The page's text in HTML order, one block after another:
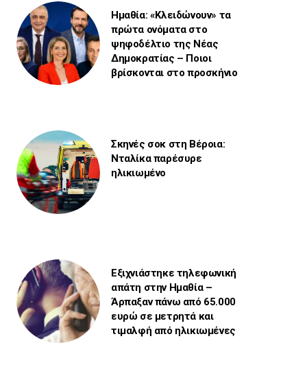
Ημαθία: «Κλειδώνουν» τα
πρώτα ονόματα στο
ψηφοδέλτιο της Νέας
Δημοκρατίας – Ποιοι
βρίσκονται στο προσκήνιο
Σκηνές σοκ στη Βέροια:
Νταλίκα παρέσυρε
ηλικιωμένο
Εξιχνιάστηκε τηλεφωνική
απάτη στην Ημαθία –
Άρπαξαν πάνω από 65.000
ευρώ σε μετρητά και
τιμαλφή από ηλικιωμένες